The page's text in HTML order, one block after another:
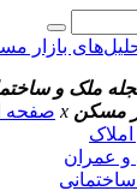
ملک و
مسکن x صفحه
و عمران